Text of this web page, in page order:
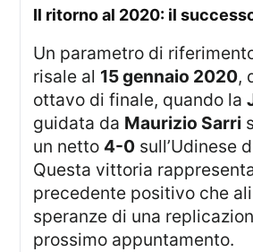
Il ritorno al 2020: il
Un parametro di riferimento importante
risale al 15 gennaio 2020,
ottavo di finale, quando la
guidata da Maurizio Sarri
un netto 4-0 sull’Udinese
Questa vittoria
precedente positivo che
speranze di una
prossimo appuntamento.